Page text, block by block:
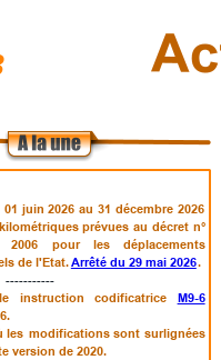
01 juin 2026 au 31 décembre 2026
kilométriques prévues au décret n°
2006 pour les
déplacements
de l'Etat. Arrêté du 29 mai 2026.
-----------
instruction codificatrice
M9-6
les modifications sont surlignées
version de 2020.